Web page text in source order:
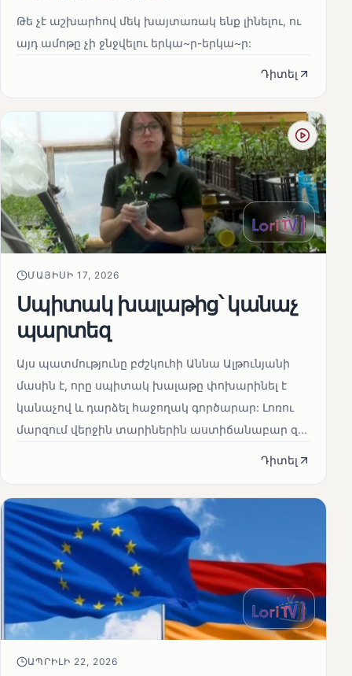
Թե չէ աշխարհով մեկ խայտառակ ենք լինելու, ու
այդ ամոթը չի ջնջվելու երկա~ր-երկա~ր:
Դիտել
ՄԱՅԻՍԻ 17, 2026
Սպիտակ խալաթից՝ կանաչ
պարտեզ
Այս պատմությունը բժշկուհի Աննա Ալթունյանի
մասին է, որը սպիտակ խալաթը փոխարինել է
կանաչով և դարձել հաջողակ գործարար: Լոռու
մարզում վերջին տարիներին աստիճանաբար զ...
Դիտել
ԱՊՐԻԼԻ 22, 2026